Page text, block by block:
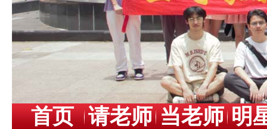
首页 请老师 当老师 明